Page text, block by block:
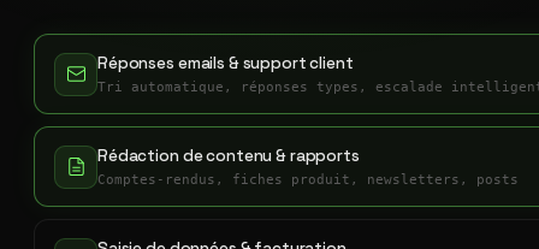
Réponses emails & support client
Tri automatique, réponses types, escalade
Rédaction de contenu & rapports
Comptes-rendus, fiches produit, newsletters, posts